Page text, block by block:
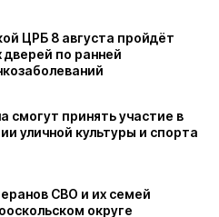
ЦРБ 8 августа пройдёт
по ранней
смогут принять участие в
уличной культуры и спорта
СВО и их семей
округе